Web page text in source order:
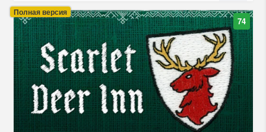
Полная версия
74